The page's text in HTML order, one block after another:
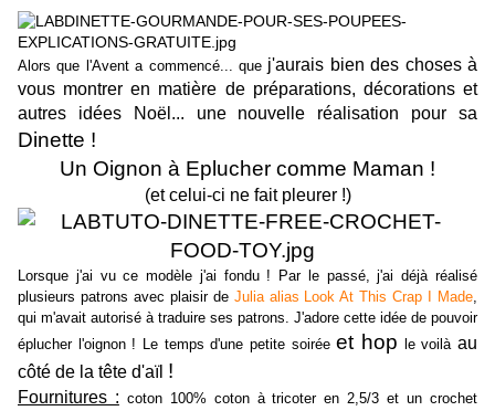
Alors que l'Avent a commencé... que j'aurais bien des choses à
vous montrer en matière de préparations, décorations et
autres idées Noël... une nouvelle réalisation pour sa
Dinette !
Un Oignon à Eplucher comme Maman !
(et celui-ci ne fait pleurer !)
Lorsque j'ai vu ce modèle j'ai fondu ! Par le passé, j'ai déjà réalisé
plusieurs patrons avec plaisir de Julia alias Look At This Crap I Made,
qui m'avait autorisé à traduire ses patrons. J'adore cette idée de pouvoir
éplucher l'oignon ! Le temps d'une petite soiréeet hop le voilàau
côté de la tête d'aïl !
Fournitures : coton 100% coton à tricoter en 2,5/3 et un crochet